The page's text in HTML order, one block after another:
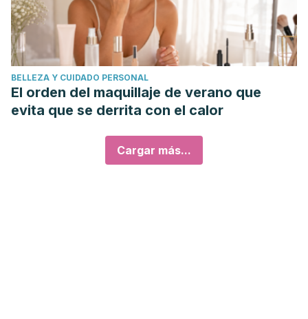
BELLEZA Y CUIDADO PERSONAL
El orden del maquillaje de verano que
evita que se derrita con el calor
Cargar más...